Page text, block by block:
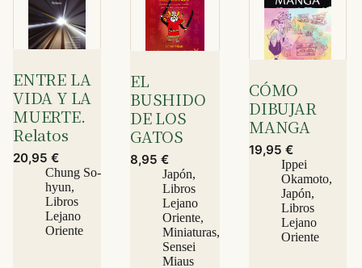
ENTRE LA
VIDA Y LA
MUERTE.
Relatos
20,95 €
Chung So-
hyun,
Libros
Lejano
Oriente
EL
BUSHIDO
DE LOS
GATOS
8,95 €
Japón,
Libros
Lejano
Oriente,
Miniaturas,
Sensei
Miaus
CÓMO
DIBUJAR
MANGA
19,95 €
Ippei
Okamoto,
Japón,
Libros
Lejano
Oriente